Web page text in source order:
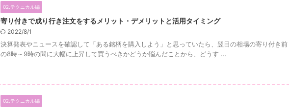
02.テクニカル編
寄り付きで成り行き注文をするメリット・デメリットと活用タイミング
2022/8/1
決算発表やニュースを確認して「ある銘柄を購入しよう」と思っていたら、翌日の相場の寄り付き前
の8時～9時の間に大幅に上昇して買うべきかどうか悩んだことから、どうす ...
02.テクニカル編